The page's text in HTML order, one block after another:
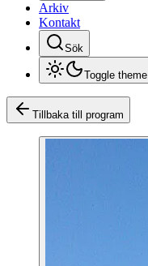
Arkiv
Kontakt
Sök
Toggle theme
Tillbaka till program